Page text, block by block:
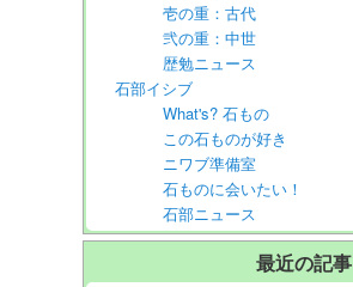
壱の重：古代
弐の重：中世
歴勉ニュース
石部イシブ
What's? 石もの
この石ものが好き
ニワブ準備室
石ものに会いたい！
石部ニュース
最近の記事